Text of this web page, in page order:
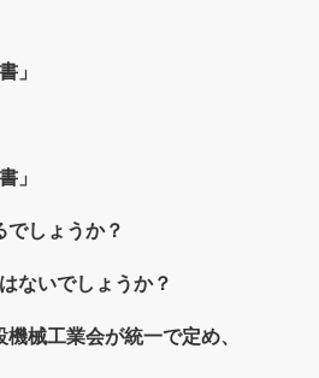
」
」
でしょうか？
ないでしょうか？
械工業会が統一で定め、